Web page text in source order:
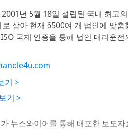
년 5월 18일 설립된 국내 최고
로 삼아 현재 6500여 개 법인에 맞
국제 인증을 통해 법인 대리운
기 >
기 >
가 뉴스와이어를 통해 배포한 보도